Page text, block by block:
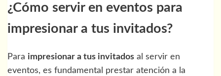
¿Cómo servir en eventos para
impresionar a tus invitados?
Para impresionar a tus invitados al servir en
eventos, es fundamental prestar atención a la